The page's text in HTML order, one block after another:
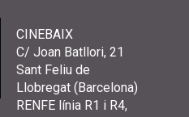
CINEBAIX
C/ Joan Batllori, 21
Sant Feliu de
Llobregat (Barcelona)
RENFE línia R1 i R4,